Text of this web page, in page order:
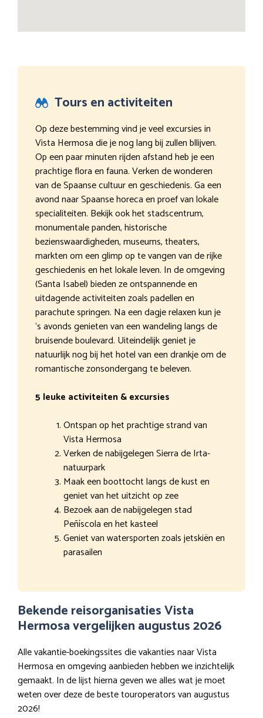
Tours en activiteiten
Op deze bestemming vind je veel excursies in
Vista Hermosa die je nog lang bij zullen bllijven.
Op een paar minuten rijden afstand heb je een
prachtige flora en fauna. Verken de wonderen
van de Spaanse cultuur en geschiedenis. Ga een
avond naar Spaanse horeca en proef van lokale
specialiteiten. Bekijk ook het stadscentrum,
monumentale panden, historische
bezienswaardigheden, museums, theaters,
markten om een glimp op te vangen van de rijke
geschiedenis en het lokale leven. In de omgeving
(Santa Isabel) bieden ze ontspannende en
uitdagende activiteiten zoals padellen en
parachute springen. Na een dagje relaxen kun je
‘s avonds genieten van een wandeling langs de
bruisende boulevard. Uiteindelijk geniet je
natuurlijk nog bij het hotel van een drankje om de
romantische zonsondergang te beleven.
5 leuke activiteiten & excursies
Ontspan op het prachtige strand van
Vista Hermosa
Verken de nabijgelegen Sierra de Irta-
natuurpark
Maak een boottocht langs de kust en
geniet van het uitzicht op zee
Bezoek aan de nabijgelegen stad
Peñíscola en het kasteel
Geniet van watersporten zoals jetskiën en
parasailen
Bekende reisorganisaties Vista
Hermosa vergelijken augustus 2026
Alle vakantie-boekingssites die vakanties naar Vista
Hermosa en omgeving aanbieden hebben we inzichtelijk
gemaakt. In de lijst hierna geven we alles wat je moet
weten over deze de beste touroperators van augustus
2026!